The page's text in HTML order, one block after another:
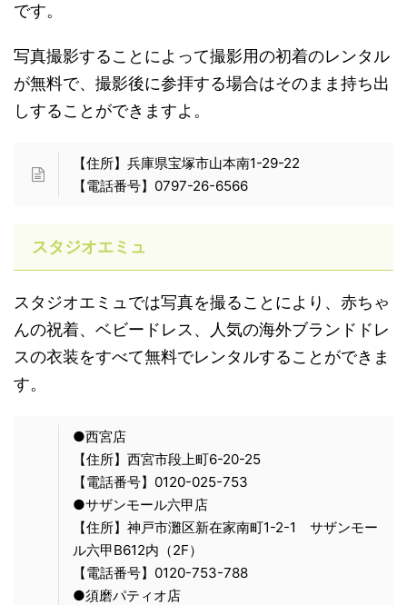
です。
写真撮影することによって撮影用の初着のレンタル
が無料で、撮影後に参拝する場合はそのまま持ち出
しすることができますよ。
【住所】兵庫県宝塚市山本南1-29-22
【電話番号】0797-26-6566
スタジオエミュ
スタジオエミュでは写真を撮ることにより、赤ちゃ
んの祝着、ベビードレス、人気の海外ブランドドレ
スの衣装をすべて無料でレンタルすることができま
す。
●西宮店
【住所】西宮市段上町6-20-25
【電話番号】0120-025-753
●サザンモール六甲店
【住所】神戸市灘区新在家南町1-2-1 サザンモー
ル六甲B612内（2F）
【電話番号】0120-753-788
●須磨パティオ店